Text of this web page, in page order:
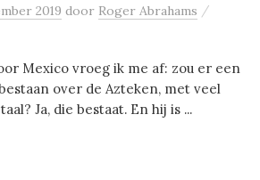
2019 door Roger Abrahams /
Mexico vroeg ik me af: zou er een
over de Azteken, met veel
Ja, die bestaat. En hij is ...